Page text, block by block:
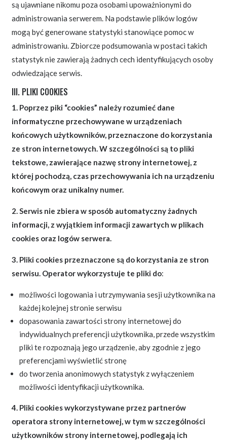
są ujawniane nikomu poza osobami upoważnionymi do
administrowania serwerem. Na podstawie plików logów
mogą być generowane statystyki stanowiące pomoc w
administrowaniu. Zbiorcze podsumowania w postaci takich
statystyk nie zawierają żadnych cech identyfikujących osoby
odwiedzające serwis.
III. PLIKI COOKIES
1. Poprzez piki “cookies” należy rozumieć dane
informatyczne przechowywane w urządzeniach
końcowych użytkowników, przeznaczone do korzystania
ze stron internetowych. W szczególności są to pliki
tekstowe, zawierające nazwę strony internetowej, z
której pochodzą, czas przechowywania ich na urządzeniu
końcowym oraz unikalny numer.
2. Serwis nie zbiera w sposób automatyczny żadnych
informacji, z wyjątkiem informacji zawartych w plikach
cookies oraz logów serwera.
3. Pliki cookies przeznaczone są do korzystania ze stron
serwisu. Operator wykorzystuje te pliki do:
możliwości logowania i utrzymywania sesji użytkownika na
każdej kolejnej stronie serwisu
dopasowania zawartości strony internetowej do
indywidualnych preferencji użytkownika, przede wszystkim
pliki te rozpoznają jego urządzenie, aby zgodnie z jego
preferencjami wyświetlić stronę
do tworzenia anonimowych statystyk z wyłączeniem
możliwości identyfikacji użytkownika.
4. Pliki cookies wykorzystywane przez partnerów
operatora strony internetowej, w tym w szczególności
użytkowników strony internetowej, podlegają ich